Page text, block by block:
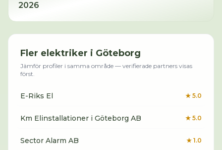
2026
Fler elektriker i Göteborg
Jämför profiler i samma område — verifierade partners visas
först.
E-Riks El ★ 5.0
Km Elinstallationer i Göteborg AB ★ 5.0
Sector Alarm AB ★ 1.0